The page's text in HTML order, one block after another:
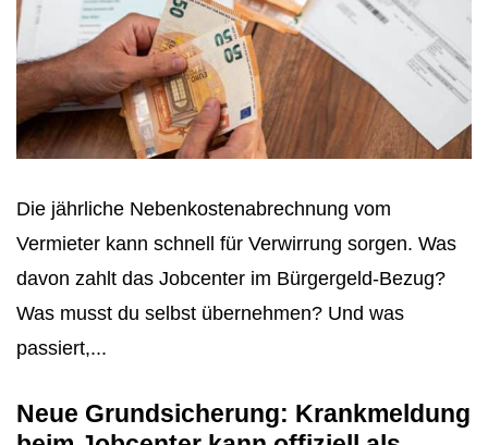
Die jährliche Nebenkostenabrechnung vom
Vermieter kann schnell für Verwirrung sorgen. Was
davon zahlt das Jobcenter im Bürgergeld-Bezug?
Was musst du selbst übernehmen? Und was
passiert,...
Neue Grundsicherung: Krankmeldung